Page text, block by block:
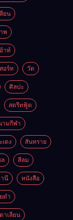
ยน
พ
าท์
อร์ท วัด
ศิลปะ
สตรีทฟู้ด
ามกีฬา
เตง สันทราย
สีลม
นี หนังสือ
ดำ
าเลียน